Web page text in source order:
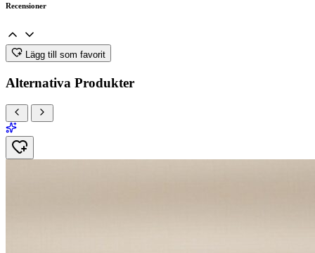
Recensioner
Lägg till som favorit
Alternativa Produkter